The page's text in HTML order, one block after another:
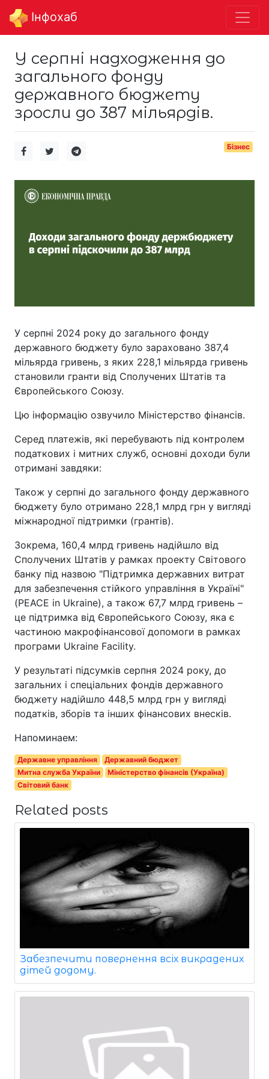
Інфохаб
У серпні надходження до
загального фонду
державного бюджету
зросли до 387 мільярдів.
Бізнес
У серпні 2024 року до загального фонду
державного бюджету було зараховано 387,4
мільярда гривень, з яких 228,1 мільярда гривень
становили гранти від Сполучених Штатів та
Європейського Союзу.
Цю інформацію озвучило Міністерство фінансів.
Серед платежів, які перебувають під контролем
податкових і митних служб, основні доходи були
отримані завдяки:
Також у серпні до загального фонду державного
бюджету було отримано 228,1 млрд грн у вигляді
міжнародної підтримки (грантів).
Зокрема, 160,4 млрд гривень надійшло від
Сполучених Штатів у рамках проекту Світового
банку під назвою "Підтримка державних витрат
для забезпечення стійкого управління в Україні"
(PEACE in Ukraine), а також 67,7 млрд гривень –
це підтримка від Європейського Союзу, яка є
частиною макрофінансової допомоги в рамках
програми Ukraine Facility.
У результаті підсумків серпня 2024 року, до
загальних і спеціальних фондів державного
бюджету надійшло 448,5 млрд грн у вигляді
податків, зборів та інших фінансових внесків.
Напоминаем:
Державне управління
Державний бюджет
Митна служба України
Міністерство фінансів (Україна)
Світовий банк
Related posts
Забезпечити повернення всіх викрадених
дітей додому.